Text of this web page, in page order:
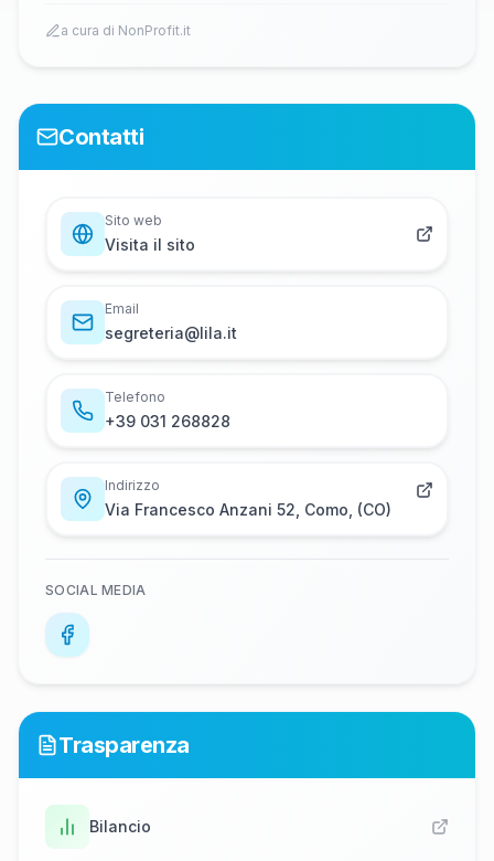
a cura di NonProfit.it
Contatti
Sito web
Visita il sito
Email
s​e​g​r​e​t​e​r​i​a​@​l​i​l​a​.​i​t
Telefono
+​3​9​ ​0​3​1​ ​2​6​8​8​2​8
Indirizzo
Via Francesco Anzani 52, Como, (CO)
SOCIAL MEDIA
Trasparenza
Bilancio